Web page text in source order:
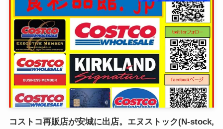
コストコ再販店が安城に出店。エヌストック(N-stock,